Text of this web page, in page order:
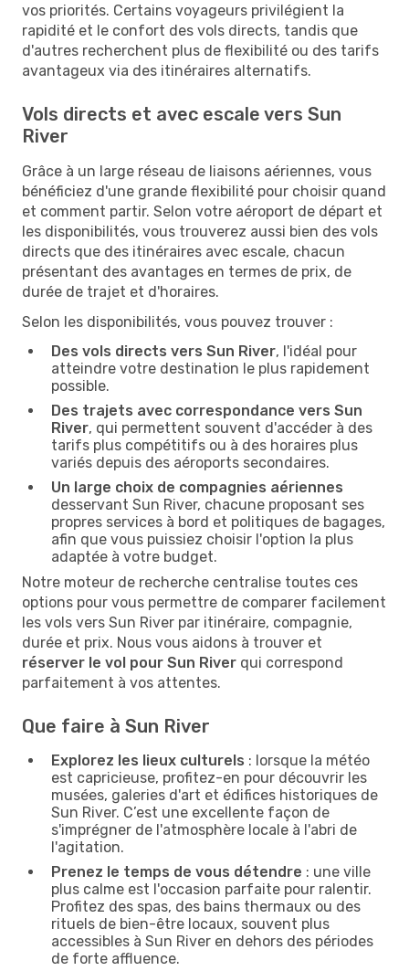
vos priorités. Certains voyageurs privilégient la
rapidité et le confort des vols directs, tandis que
d'autres recherchent plus de flexibilité ou des tarifs
avantageux via des itinéraires alternatifs.
Vols directs et avec escale vers Sun
River
Grâce à un large réseau de liaisons aériennes, vous
bénéficiez d'une grande flexibilité pour choisir quand
et comment partir. Selon votre aéroport de départ et
les disponibilités, vous trouverez aussi bien des vols
directs que des itinéraires avec escale, chacun
présentant des avantages en termes de prix, de
durée de trajet et d'horaires.
Selon les disponibilités, vous pouvez trouver :
Des vols directs vers Sun River, l'idéal pour
atteindre votre destination le plus rapidement
possible.
Des trajets avec correspondance vers Sun
River, qui permettent souvent d'accéder à des
tarifs plus compétitifs ou à des horaires plus
variés depuis des aéroports secondaires.
Un large choix de compagnies aériennes
desservant Sun River, chacune proposant ses
propres services à bord et politiques de bagages,
afin que vous puissiez choisir l'option la plus
adaptée à votre budget.
Notre moteur de recherche centralise toutes ces
options pour vous permettre de comparer facilement
les vols vers Sun River par itinéraire, compagnie,
durée et prix. Nous vous aidons à trouver et
réserver le vol pour Sun River qui correspond
parfaitement à vos attentes.
Que faire à Sun River
Explorez les lieux culturels : lorsque la météo
est capricieuse, profitez-en pour découvrir les
musées, galeries d'art et édifices historiques de
Sun River. C’est une excellente façon de
s'imprégner de l'atmosphère locale à l'abri de
l'agitation.
Prenez le temps de vous détendre : une ville
plus calme est l'occasion parfaite pour ralentir.
Profitez des spas, des bains thermaux ou des
rituels de bien-être locaux, souvent plus
accessibles à Sun River en dehors des périodes
de forte affluence.